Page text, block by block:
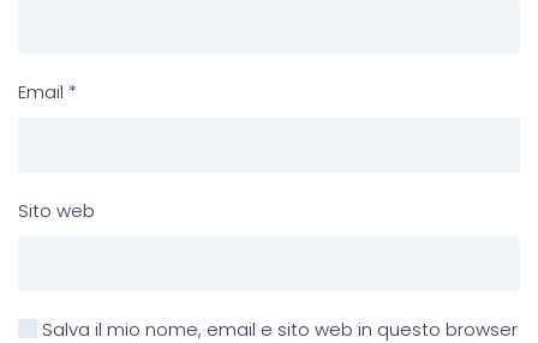
Email *
Sito web
Salva il mio nome, email e sito web in questo browser